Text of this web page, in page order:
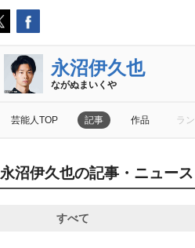
永沼伊久也
ながぬまいく
芸能人TOP 記事 作品 ラ
永沼伊久也の記事・ニュー
すべて